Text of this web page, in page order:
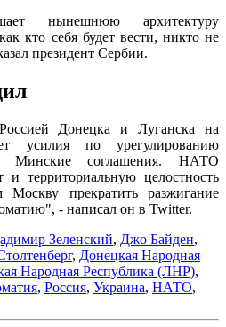
нынешнюю архитектуру
кто себя будет вести, никто не
президент Сербии.
Донецка и Луганска на
усилия по урегулированию
Минские соглашения. НАТО
и территориальную целостность
прекратить разжигание
- написал он в Twitter.
Зеленский, Джо Байден,
, Донецкая Народная
Народная Республика (ЛНР),
, Россия, Украина, НАТО,